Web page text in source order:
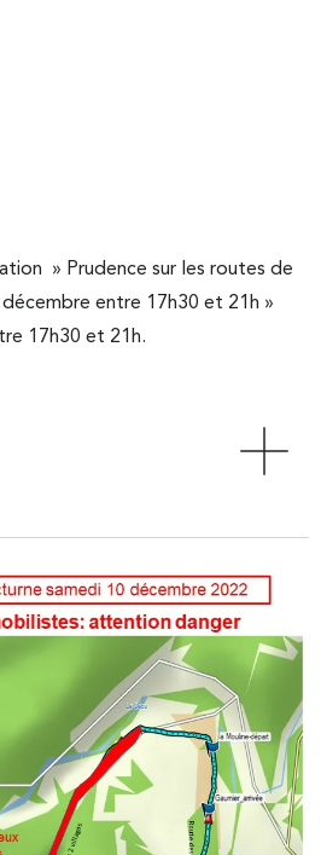
» Prudence sur les routes de
entre 17h30 et 21h »
17h30 et 21h.